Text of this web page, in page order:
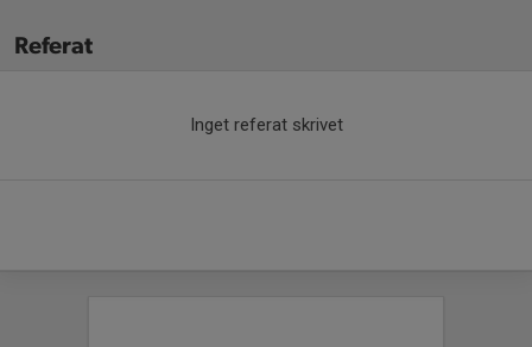
Referat
Inget referat skrivet